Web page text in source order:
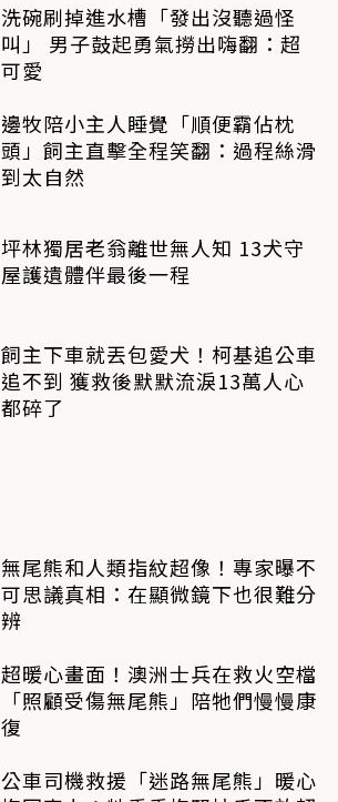
洗碗刷掉進水槽「發出沒聽過怪
叫」 男子鼓起勇氣撈出嗨翻：超
可愛
邊牧陪小主人睡覺「順便霸佔枕
頭」飼主直擊全程笑翻：過程絲滑
到太自然
坪林獨居老翁離世無人知 13犬守
屋護遺體伴最後一程
飼主下車就丟包愛犬！柯基追公車
追不到 獲救後默默流淚13萬人心
都碎了
無尾熊和人類指紋超像！專家曝不
可思議真相：在顯微鏡下也很難分
辨
超暖心畫面！澳洲士兵在救火空檔
「照顧受傷無尾熊」陪牠們慢慢康
復
公車司機救援「迷路無尾熊」暖心